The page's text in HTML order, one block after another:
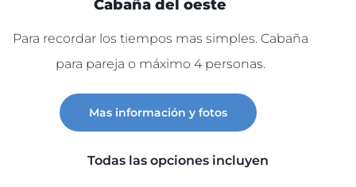
Cabaña del oeste
Para recordar los tiempos mas simples. Cabaña
para pareja o máximo 4 personas.
Mas información y fotos
Todas las opciones incluyen